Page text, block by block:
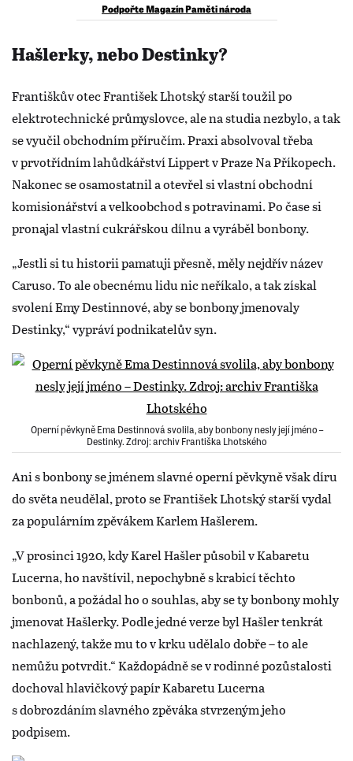
Podpořte Magazín Paměti národa
Hašlerky, nebo Destinky?
Františkův otec František Lhotský starší toužil po
elektrotechnické průmyslovce, ale na studia nezbylo, a tak
se vyučil obchodním příručím. Praxi absolvoval třeba
v prvotřídním lahůdkářství Lippert v Praze Na Příkopech.
Nakonec se osamostatnil a otevřel si vlastní obchodní
komisionářství a velkoobchod s potravinami. Po čase si
pronajal vlastní cukrářskou dílnu a vyráběl bonbony.
„Jestli si tu historii pamatuji přesně, měly nejdřív název
Caruso. To ale obecnému lidu nic neříkalo, a tak získal
svolení Emy Destinnové, aby se bonbony jmenovaly
Destinky,“ vypráví podnikatelův syn.
Operní pěvkyně Ema Destinnová svolila, aby bonbony nesly její jméno –
Destinky. Zdroj: archiv Františka Lhotského
Ani s bonbony se jménem slavné operní pěvkyně však díru
do světa neudělal, proto se František Lhotský starší vydal
za populárním zpěvákem Karlem Hašlerem.
„V prosinci 1920, kdy Karel Hašler působil v Kabaretu
Lucerna, ho navštívil, nepochybně s krabicí těchto
bonbonů, a požádal ho o souhlas, aby se ty bonbony mohly
jmenovat Hašlerky. Podle jedné verze byl Hašler tenkrát
nachlazený, takže mu to v krku udělalo dobře – to ale
nemůžu potvrdit.“ Každopádně se v rodinné pozůstalosti
dochoval hlavičkový papír Kabaretu Lucerna
s dobrozdáním slavného zpěváka stvrzeným jeho
podpisem.